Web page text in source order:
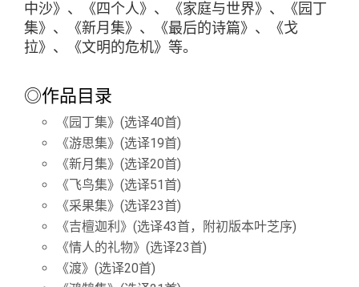
中沙》、《四个人》、《家庭与世界》、《园丁
集》、《新月集》、《最后的诗篇》、《戈
拉》、《文明的危机》等。
◎作品目录
《园丁集》(选译40首)
《游思集》(选译19首)
《新月集》(选译20首)
《飞鸟集》(选译51首)
《采果集》(选译23首)
《吉檀迦利》(选译43首，附初版本叶芝序)
《情人的礼物》(选译23首)
《渡》(选译20首)